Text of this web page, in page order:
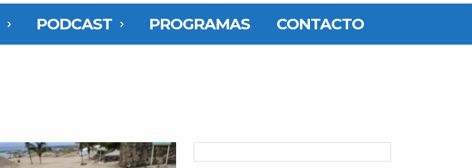
PODCAST PROGRAMAS CONTACTO